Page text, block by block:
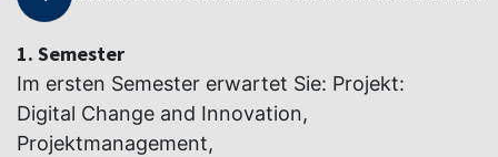
1. Semester
Im ersten Semester erwartet Sie: Projekt:
Digital Change and Innovation,
Projektmanagement,